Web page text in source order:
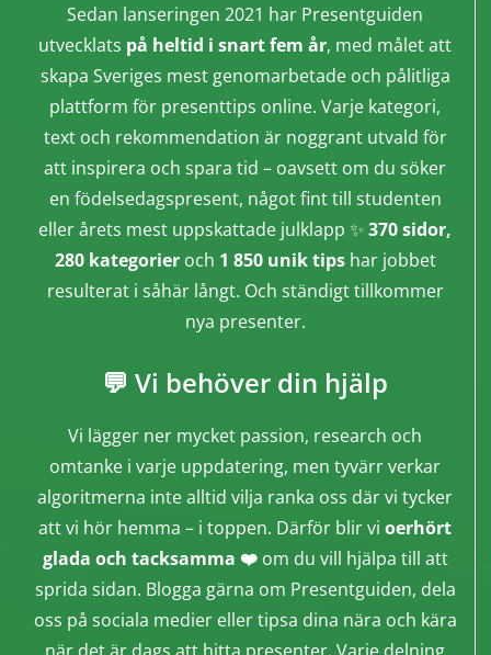
Sedan lanseringen 2021 har Presentguiden
utvecklats på heltid i snart fem år, med målet att
skapa Sveriges mest genomarbetade och pålitliga
plattform för presenttips online. Varje kategori,
text och rekommendation är noggrant utvald för
att inspirera och spara tid – oavsett om du söker
en födelsedagspresent, något fint till studenten
eller årets mest uppskattade julklapp ✨ 370 sidor,
280 kategorieroch 1 850 unik tipshar jobbet
resulterat i såhär långt. Och ständigt tillkommer
nya presenter.
💬 Vi behöver din hjälp
Vi lägger ner mycket passion, research och
omtanke i varje uppdatering, men tyvärr verkar
algoritmerna inte alltid vilja ranka oss där vi tycker
att vi hör hemma – i toppen. Därför blir vi oerhört
glada och tacksamma ❤️om du vill hjälpa till att
sprida sidan. Blogga gärna om Presentguiden, dela
oss på sociala medier eller tipsa dina nära och kära